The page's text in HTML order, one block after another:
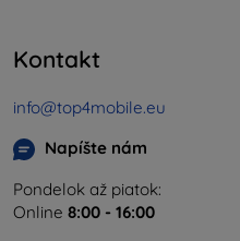
Kontakt
info@top4mobile.eu
Napíšte nám
Pondelok až piatok:
Online 8:00 - 16:00